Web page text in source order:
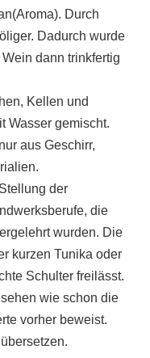
Durch
Dadurch wurde
dann trinkfertig
Kellen und
Wasser gemischt.
aus Geschirr,
der
die
wurden. Die
kurzen Tunika oder
Schulter freilässt.
wie schon die
vorher beweist.